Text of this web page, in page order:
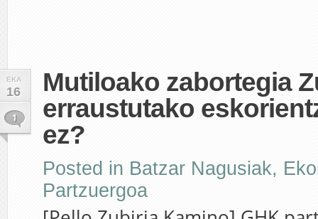
EKA
16
1
Mutiloako zabortegia
erraustutako
ez?
Posted in Batzar Nagusiak,
Partzuergoa